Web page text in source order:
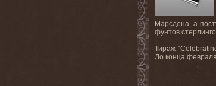
Марсдена, а
фунтов
Тираж
До конца